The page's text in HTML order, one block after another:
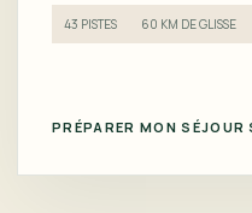
43 PISTES 60 KM DE GLISSE
PRÉPARER MON SÉJOUR